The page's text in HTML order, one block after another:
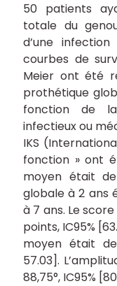
50 patients
totale du
d’une
courbes de
Meier ont été
prothétique
fonction de la
infectieux ou
IKS
fonction » ont
moyen était
globale à 2 ans
à 7 ans. Le
points, IC95%
moyen était
57.03].
88,75°, IC95%